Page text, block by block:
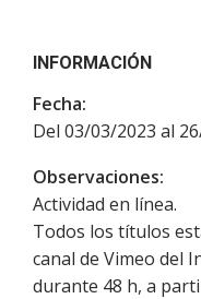
INFORMACIÓN
Fecha:
Del 03/03/2023 al
Observaciones:
Actividad en línea.
Todos los títulos
canal de Vimeo del
durante 48 h, a